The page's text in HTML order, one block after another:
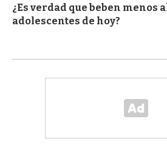
¿Es verdad que beben menos
adolescentes de hoy?